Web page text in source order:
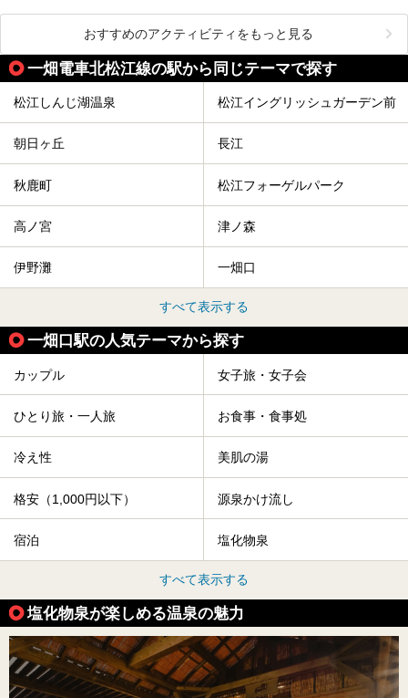
おすすめのアクティビティをもっと見る
一畑電車北松江線の駅から同じテーマで探す
松江しんじ湖温泉 松江イングリッシュガーデン前
朝日ヶ丘 長江
秋鹿町 松江フォーゲルパーク
高ノ宮 津ノ森
伊野灘 一畑口
すべて表示する
一畑口駅の人気テーマから探す
カップル 女子旅・女子会
ひとり旅・一人旅 お食事・食事処
冷え性 美肌の湯
格安（1,000円以下） 源泉かけ流し
宿泊 塩化物泉
すべて表示する
塩化物泉が楽しめる温泉の魅力